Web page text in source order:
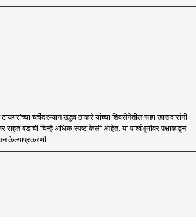
चर्चेदरम्यान उद्धव ठाकरे यांच्या शिवसेनेतील सहा खासदारांनी
राहत बंडाची चिन्हे अधिक स्पष्ट केली आहेत. या पार्श्वभूमीवर पक्षाकडून
केल्याप्रकरणी ..